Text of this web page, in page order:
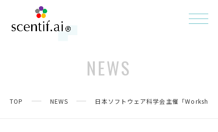
NEWS
TOP NEWS 日本ソフトウェア科学会主催「